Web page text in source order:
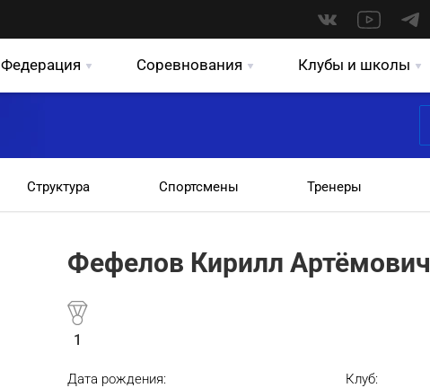
Федерация Соревнования Клубы и школы
Структура Спортсмены Тренеры
Фефелов Кирилл Артёмович
1
Дата рождения: Клуб: